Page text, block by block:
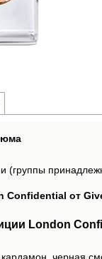
Confidential от
London
черная